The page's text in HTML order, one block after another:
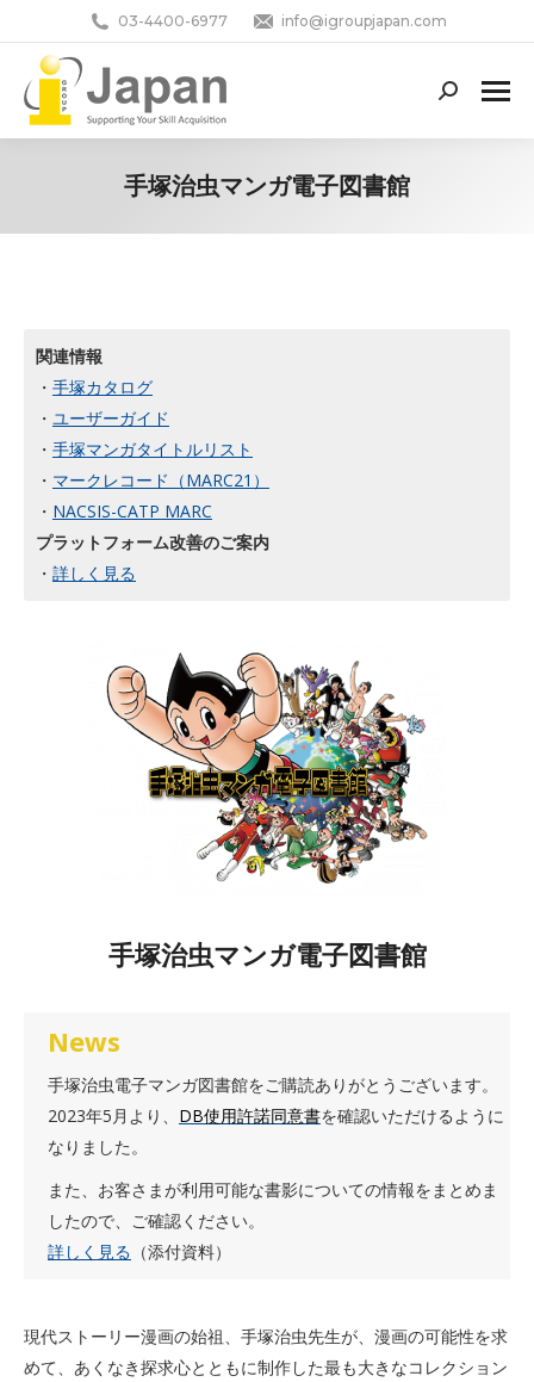
03-4400-6977 info@igroupjapan.com
Search:
手塚治虫マンガ電子図書館
関連情報
・ 手塚カタログ
・ ユーザーガイド
・ 手塚マンガタイトルリスト
・ マークレコード（MARC21）
・ NACSIS-CATP MARC
プラットフォーム改善のご案内
・ 詳しく見る
手塚治虫マンガ電子図書館
News
手塚治虫電子マンガ図書館をご購読ありがとうございます。
2023年5月より、 DB使用許諾同意書を確認いただけるように
なりました。
また、 お客さまが利用可能な書影についての情報をまとめま
したので、 ご確認ください。
詳しく見る （添付資料）
現代ストーリー漫画の始祖、手塚治虫先生が、漫画の可能性を求
めて、あくなき探求心とともに制作した最も大きなコレクション